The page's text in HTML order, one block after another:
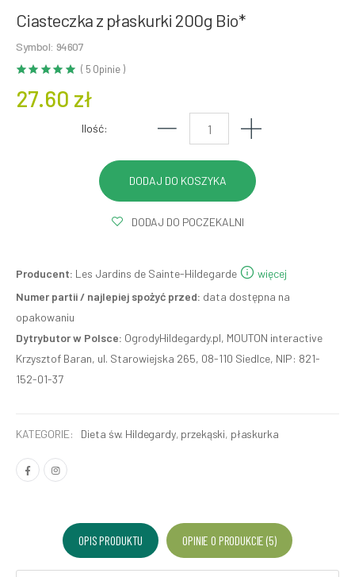
Ciasteczka z płaskurki 200g Bio*
Symbol: 94607
( 5 Opinie )
27.60 zł
Ilość:
DODAJ DO POCZEKALNI
Producent: Les Jardins de Sainte-Hildegarde
więcej
Numer partii / najlepiej spożyć przed: data dostępna na
opakowaniu
Dytrybutor w Polsce: OgrodyHildegardy.pl, MOUTON interactive
Krzysztof Baran, ul. Starowiejska 265, 08-110 Siedlce, NIP: 821-
152-01-37
KATEGORIE: Dieta św. Hildegardy, przekąski, płaskurka
OPIS PRODUKTU OPINIE O PRODUKCIE (5)